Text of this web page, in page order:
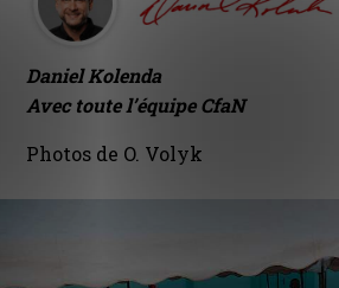
Daniel Kolenda
Avec toute l’équipe CfaN
Photos de O. Volyk